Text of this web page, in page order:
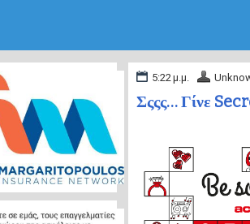
5:22 μ.μ.
Σςςς… Γίνε